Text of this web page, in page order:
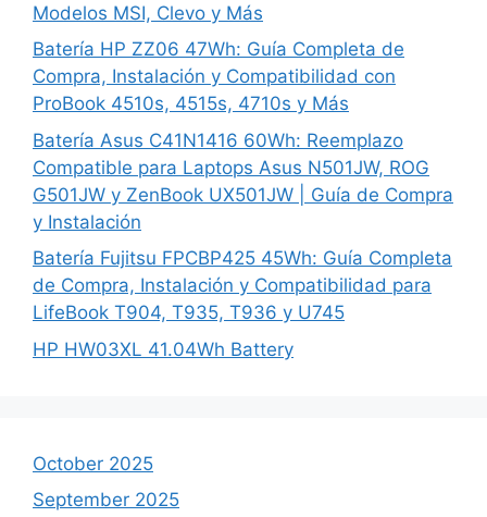
Modelos MSI, Clevo y Más
Batería HP ZZ06 47Wh: Guía Completa de
Compra, Instalación y Compatibilidad con
ProBook 4510s, 4515s, 4710s y Más
Batería Asus C41N1416 60Wh: Reemplazo
Compatible para Laptops Asus N501JW, ROG
G501JW y ZenBook UX501JW | Guía de Compra
y Instalación
Batería Fujitsu FPCBP425 45Wh: Guía Completa
de Compra, Instalación y Compatibilidad para
LifeBook T904, T935, T936 y U745
HP HW03XL 41.04Wh Battery
October 2025
September 2025